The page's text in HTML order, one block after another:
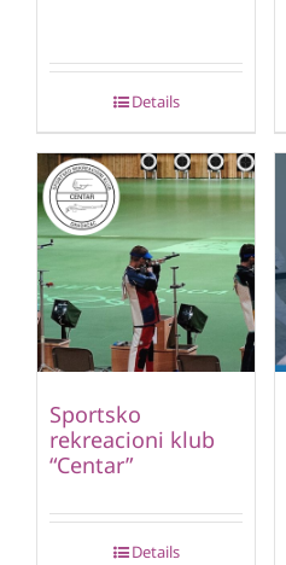
Details
Sportsko
rekreacioni klub
“Centar”
Details